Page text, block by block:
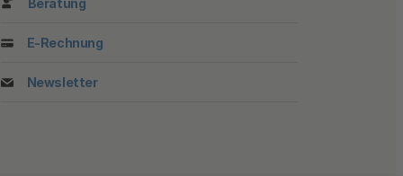
Beratung
E-Rechnung
Newsletter